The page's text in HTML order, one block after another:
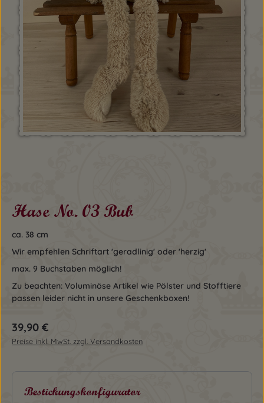
Hase No. 03 Bub
ca. 38 cm
Wir empfehlen Schriftart 'geradlinig' oder 'herzig'
max. 9 Buchstaben möglich!
Zu beachten: Voluminöse Artikel wie Pölster und Stofftiere
passen leider nicht in unsere Geschenkboxen!
Regulärer Preis:
39,90 €
Preise inkl. MwSt. zzgl. Versandkosten
Bestickungskonfigurator